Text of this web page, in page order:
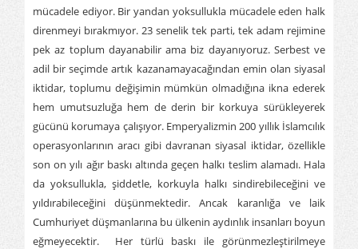
mücadele ediyor. Bir yandan yoksullukla mücadele eden halk
direnmeyi bırakmıyor. 23 senelik tek parti, tek adam rejimine
pek az toplum dayanabilir ama biz dayanıyoruz. Serbest ve
adil bir seçimde artık kazanamayacağından emin olan siyasal
iktidar, toplumu değişimin mümkün olmadığına ikna ederek
hem umutsuzluğa hem de derin bir korkuya sürükleyerek
gücünü korumaya çalışıyor. Emperyalizmin 200 yıllık İslamcılık
operasyonlarının aracı gibi davranan siyasal iktidar, özellikle
son on yılı ağır baskı altında geçen halkı teslim alamadı. Hala
da yoksullukla, şiddetle, korkuyla halkı sindirebileceğini ve
yıldırabileceğini düşünmektedir. Ancak karanlığa ve laik
Cumhuriyet düşmanlarına bu ülkenin aydınlık insanları boyun
eğmeyecektir. Her türlü baskı ile görünmezleştirilmeye